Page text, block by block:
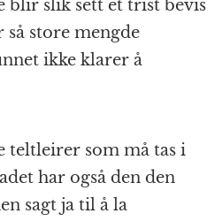
blir slik sett et trist bevis
store mengde
ikke klarer å
teltleirer som må tas i
har også den den
sagt ja til å la